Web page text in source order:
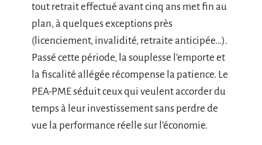
tout retrait effectué avant cinq ans met fin au
plan, à quelques exceptions près
(licenciement, invalidité, retraite anticipée…).
Passé cette période, la souplesse l’emporte et
la fiscalité allégée récompense la patience. Le
PEA-PME séduit ceux qui veulent accorder du
temps à leur investissement sans perdre de
vue la performance réelle sur l’économie.